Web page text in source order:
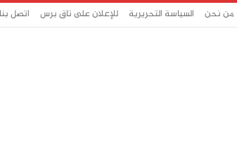
من نحن السياسة التحريرية للإعلان على تاق برس اتصل بنا